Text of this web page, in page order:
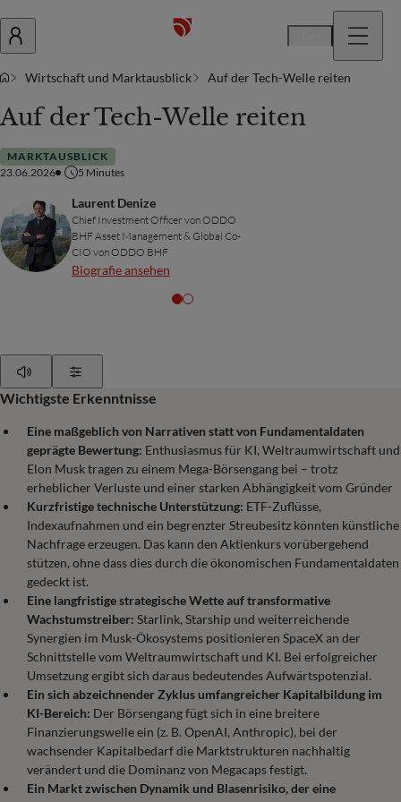
Wirtschaft und Marktausblick Auf der Tech-Welle reiten
Auf der Tech-Welle reiten
MARKTAUSBLICK
23.06.2026
5 Minutes
Laurent Denize
Chief Investment Officer von ODDO
BHF Asset Management & Global Co-
CIO von ODDO BHF
Biografie ansehen
Wichtigste Erkenntnisse
Eine maßgeblich von Narrativen statt von Fundamentaldaten
geprägte Bewertung: Enthusiasmus für KI, Weltraumwirtschaft und
Elon Musk tragen zu einem Mega-Börsengang bei – trotz
erheblicher Verluste und einer starken Abhängigkeit vom Gründer
Kurzfristige technische Unterstützung: ETF-Zuflüsse,
Indexaufnahmen und ein begrenzter Streubesitz könnten künstliche
Nachfrage erzeugen. Das kann den Aktienkurs vorübergehend
stützen, ohne dass dies durch die ökonomischen Fundamentaldaten
gedeckt ist.
Eine langfristige strategische Wette auf transformative
Wachstumstreiber: Starlink, Starship und weiterreichende
Synergien im Musk-Ökosystems positionieren SpaceX an der
Schnittstelle vom Weltraumwirtschaft und KI. Bei erfolgreicher
Umsetzung ergibt sich daraus bedeutendes Aufwärtspotenzial.
Ein sich abzeichnender Zyklus umfangreicher Kapitalbildung im
KI-Bereich: Der Börsengang fügt sich in eine breitere
Finanzierungswelle ein (z. B. OpenAI, Anthropic), bei der
wachsender Kapitalbedarf die Marktstrukturen nachhaltig
verändert und die Dominanz von Megacaps festigt.
Ein Markt zwischen Dynamik und Blasenrisiko, der eine